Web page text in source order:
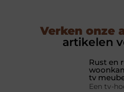
Verken onze
artikelen
Rust en
tv
Een tv-